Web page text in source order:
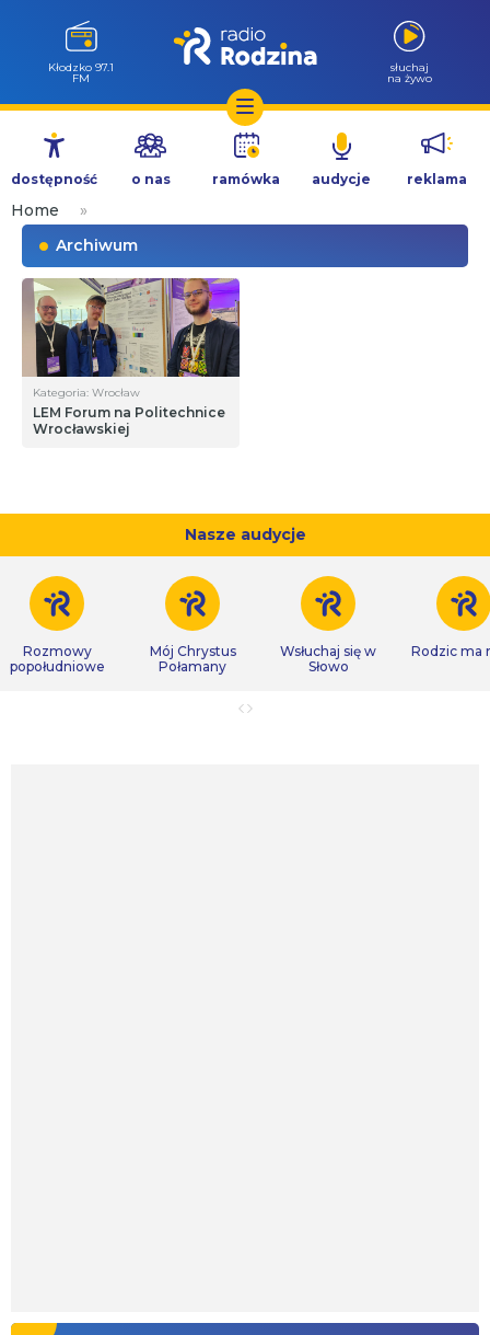
Przejdź
treści
Kłodzko 97.1
FM
słuchaj
na żywo
dostępność o nas ramówka audycje reklama
Home
»
Archiwum
Kategoria: Wrocław
LEM Forum na Politechnice
Wrocławskiej
Nasze audycje
Rozmowy
popołudniowe
Mój Chrystus
Połamany
Wsłuchaj się w
Słowo
Rodzic ma